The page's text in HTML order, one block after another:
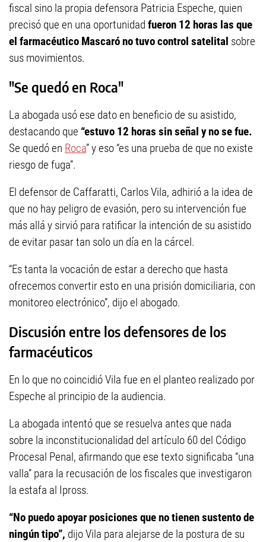
fiscal sino la propia defensora Patricia Espeche, quien
precisó que en una oportunidad fueron 12 horas las que
el farmacéutico Mascaró no tuvo control satelital sobre
sus movimientos.
"Se quedó en Roca"
La abogada usó ese dato en beneficio de su asistido,
destacando que “estuvo 12 horas sin señal y no se fue.
Se quedó en Roca” y eso “es una prueba de que no existe
riesgo de fuga”.
El defensor de Caffaratti, Carlos Vila, adhirió a la idea de
que no hay peligro de evasión, pero su intervención fue
más allá y sirvió para ratificar la intención de su asistido
de evitar pasar tan solo un día en la cárcel.
“Es tanta la vocación de estar a derecho que hasta
ofrecemos convertir esto en una prisión domiciliaria, con
monitoreo electrónico”, dijo el abogado.
Discusión entre los defensores de los
farmacéuticos
En lo que no coincidió Vila fue en el planteo realizado por
Espeche al principio de la audiencia.
La abogada intentó que se resuelva antes que nada
sobre la inconstitucionalidad del artículo 60 del Código
Procesal Penal, afirmando que ese texto significaba “una
valla” para la recusación de los fiscales que investigaron
la estafa al Ipross.
“No puedo apoyar posiciones que no tienen sustento de
ningún tipo”, dijo Vila para alejarse de la postura de su